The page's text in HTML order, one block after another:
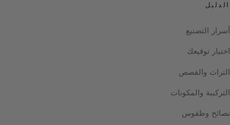
الدليل
أسرار التصنيع
اختيار توقيعك
التراث والقصص
التركيبة والمكونات
نصائح وطقوس